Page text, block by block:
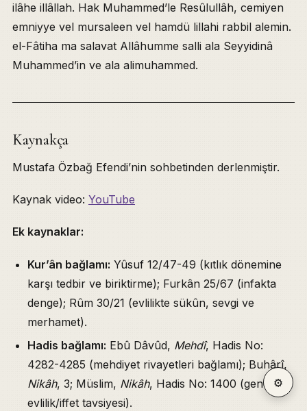
ilâhe illâllah. Hak Muhammed’le Resûlullâh, cemiyen
emniyye vel mursaleen vel hamdü lillahi rabbil alemin.
el-Fâtiha ma salavat Allâhumme salli ala Seyyidinâ
Muhammed’in ve ala alimuhammed.
Kaynakça
Mustafa Özbağ Efendi’nin sohbetinden derlenmiştir.
Kaynak video: YouTube
Ek kaynaklar:
Kur’ân bağlamı: Yûsuf 12/47-49 (kıtlık dönemine
karşı tedbir ve biriktirme); Furkân 25/67 (infakta
denge); Rûm 30/21 (evlilikte sükûn, sevgi ve
merhamet).
Hadis bağlamı: Ebû Dâvûd, Mehdî, Hadis No:
4282-4285 (mehdiyet rivayetleri bağlamı); Buhârî,
Nikâh, 3; Müslim, Nikâh, Hadis No: 1400 (gençlere
evlilik/iffet tavsiyesi).
⚙